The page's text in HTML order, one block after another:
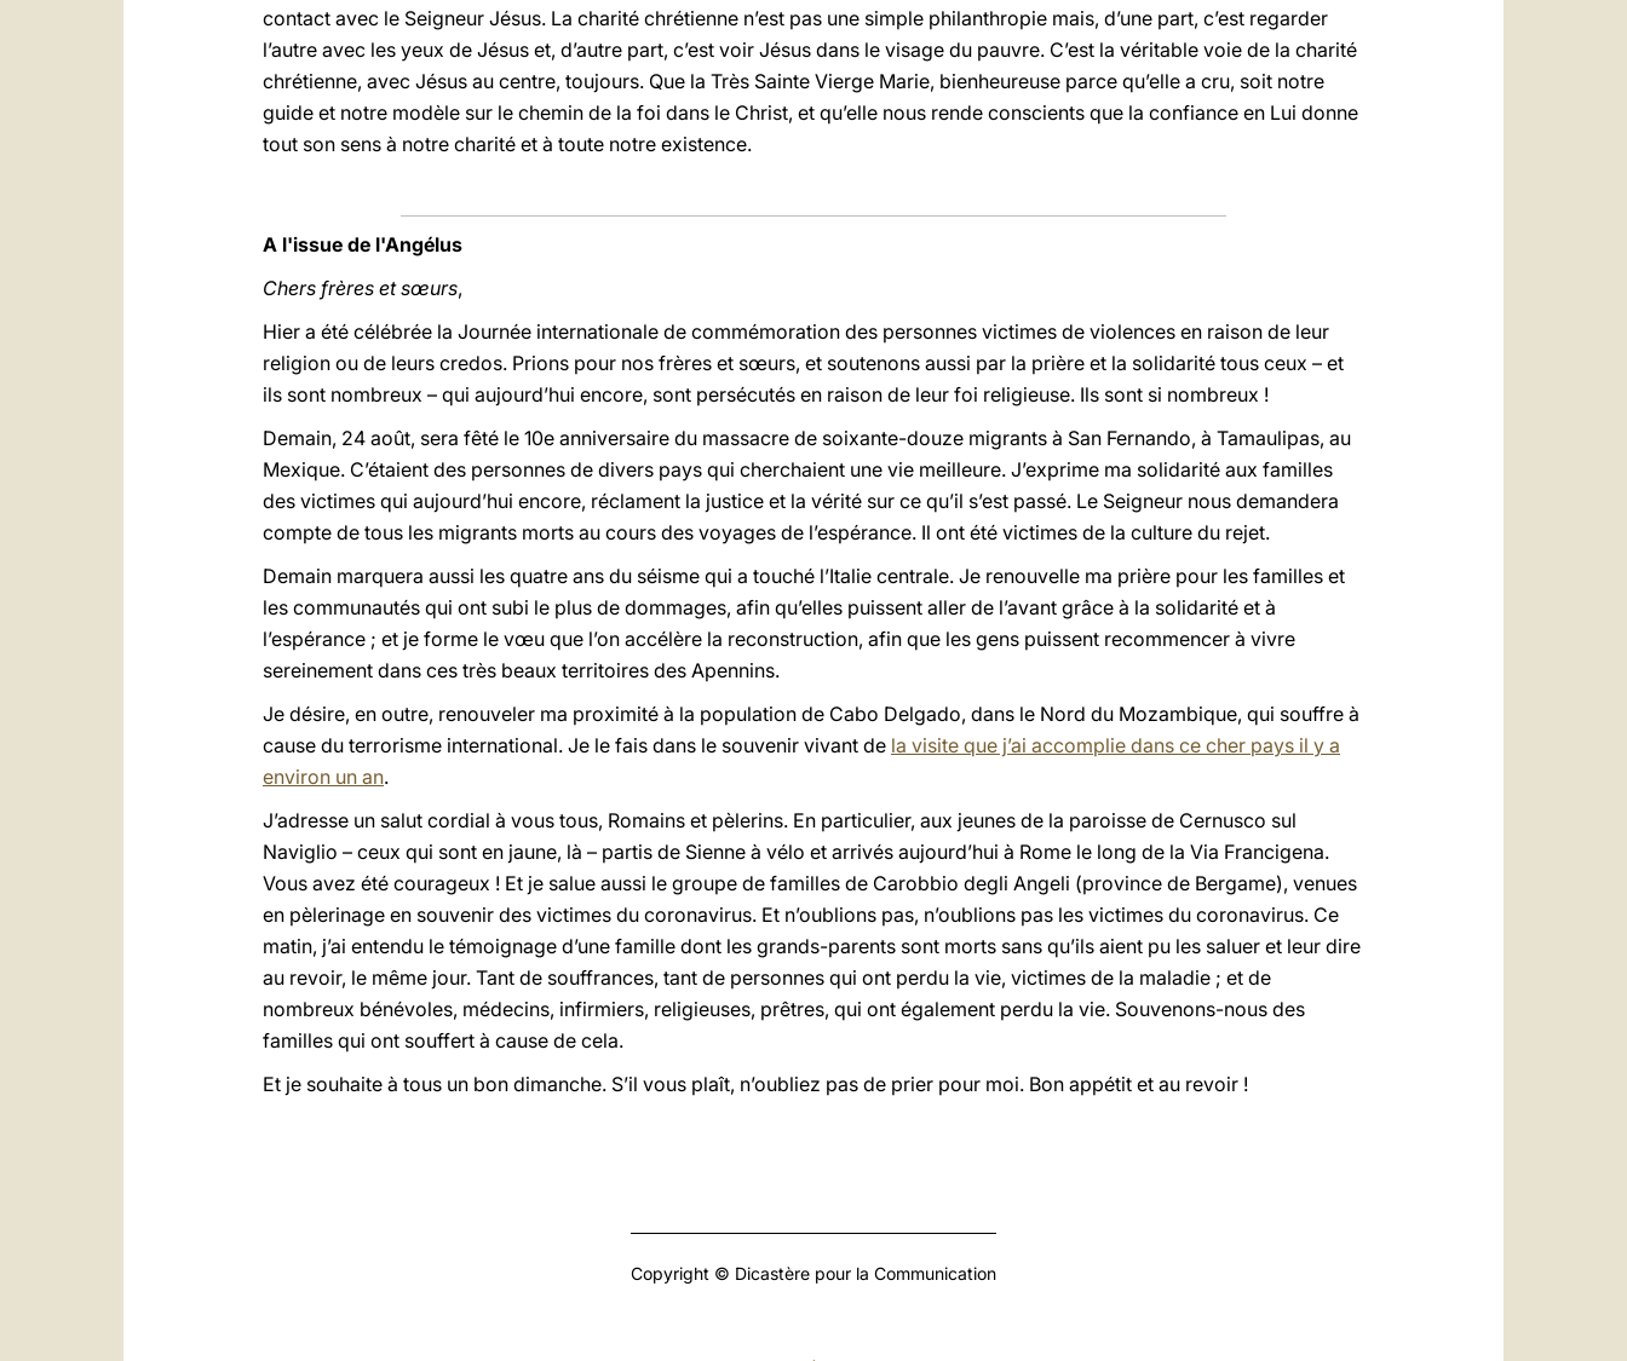
contact avec le Seigneur Jésus. La charité chrétienne n’est pas une simple philanthropie mais, d’une part, c’est regarder
l’autre avec les yeux de Jésus et, d’autre part, c’est voir Jésus dans le visage du pauvre. C’est la véritable voie de la charité
chrétienne, avec Jésus au centre, toujours. Que la Très Sainte Vierge Marie, bienheureuse parce qu’elle a cru, soit notre
guide et notre modèle sur le chemin de la foi dans le Christ, et qu’elle nous rende conscients que la confiance en Lui donne
tout son sens à notre charité et à toute notre existence.
A l'issue de l'Angélus
Chers frères et sœurs,
Hier a été célébrée la Journée internationale de commémoration des personnes victimes de violences en raison de leur
religion ou de leurs credos. Prions pour nos frères et sœurs, et soutenons aussi par la prière et la solidarité tous ceux – et
ils sont nombreux – qui aujourd’hui encore, sont persécutés en raison de leur foi religieuse. Ils sont si nombreux !
Demain, 24 août, sera fêté le 10e anniversaire du massacre de soixante-douze migrants à San Fernando, à Tamaulipas, au
Mexique. C’étaient des personnes de divers pays qui cherchaient une vie meilleure. J’exprime ma solidarité aux familles
des victimes qui aujourd’hui encore, réclament la justice et la vérité sur ce qu’il s’est passé. Le Seigneur nous demandera
compte de tous les migrants morts au cours des voyages de l’espérance. Il ont été victimes de la culture du rejet.
Demain marquera aussi les quatre ans du séisme qui a touché l’Italie centrale. Je renouvelle ma prière pour les familles et
les communautés qui ont subi le plus de dommages, afin qu’elles puissent aller de l’avant grâce à la solidarité et à
l’espérance ; et je forme le vœu que l’on accélère la reconstruction, afin que les gens puissent recommencer à vivre
sereinement dans ces très beaux territoires des Apennins.
Je désire, en outre, renouveler ma proximité à la population de Cabo Delgado, dans le Nord du Mozambique, qui souffre à
cause du terrorisme international. Je le fais dans le souvenir vivant de la visite que j’ai accomplie dans ce cher pays il y a
environ un an.
J’adresse un salut cordial à vous tous, Romains et pèlerins. En particulier, aux jeunes de la paroisse de Cernusco sul
Naviglio – ceux qui sont en jaune, là – partis de Sienne à vélo et arrivés aujourd’hui à Rome le long de la Via Francigena.
Vous avez été courageux ! Et je salue aussi le groupe de familles de Carobbio degli Angeli (province de Bergame), venues
en pèlerinage en souvenir des victimes du coronavirus. Et n’oublions pas, n’oublions pas les victimes du coronavirus. Ce
matin, j’ai entendu le témoignage d’une famille dont les grands-parents sont morts sans qu’ils aient pu les saluer et leur dire
au revoir, le même jour. Tant de souffrances, tant de personnes qui ont perdu la vie, victimes de la maladie ; et de
nombreux bénévoles, médecins, infirmiers, religieuses, prêtres, qui ont également perdu la vie. Souvenons-nous des
familles qui ont souffert à cause de cela.
Et je souhaite à tous un bon dimanche. S’il vous plaît, n’oubliez pas de prier pour moi. Bon appétit et au revoir !
Copyright © Dicastère pour la Communication